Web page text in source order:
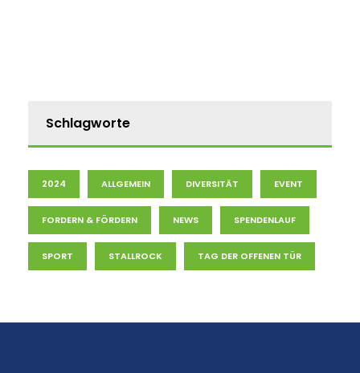
Schlagworte
2024 ALLGEMEIN DIVERSITÄT EVENT
FORDERN & FÖRDERN NEWS SPENDENLAUF
SPORT STALLROCK TAG DER OFFENEN TÜR